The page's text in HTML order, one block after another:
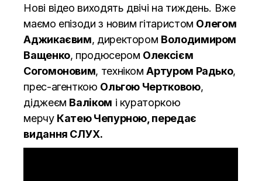
Нові відео виходять двічі на тиждень. Вже
маємо епізоди з новим гітаристом Олегом
Аджикаєвим, директором Володимиром
Ващенко, продюсером Олексієм
Согомоновим, технікомАртуром Радько,
прес-агенткою Ольгою Чертковою,
діджеєм Валіком і кураторкою
мерчу Катею Чепурною, передає
видання СЛУХ.